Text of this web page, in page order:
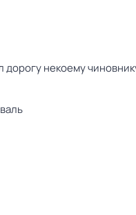
некоему